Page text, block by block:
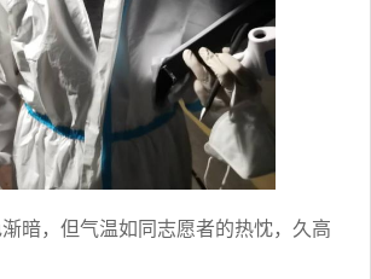
暗，但气温如同志愿者的热忱，久高